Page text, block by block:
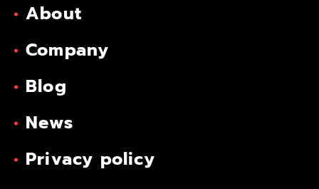
About
Company
Blog
News
Privacy policy